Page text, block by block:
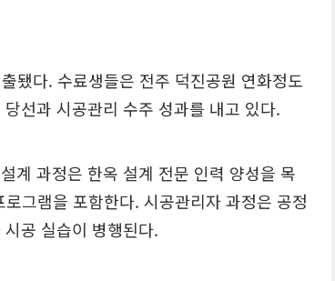
됐다. 수료생들은 전주 덕진공원 연화정도
선과 시공관리 수주 성과를 내고 있다.
계 과정은 한옥 설계 전문 인력 양성을 목
그램을 포함한다. 시공관리자 과정은 공정
공 실습이 병행된다.